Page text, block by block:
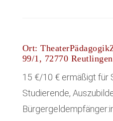
Ort:
99/1, 72770 Reutlingen
15 €/10 € ermäßigt für
Studierende,